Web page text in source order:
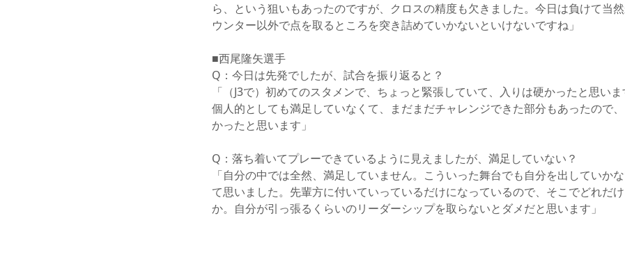
ら、という狙いもあったのですが、クロスの精度も欠きました。今日は負けて当
ウンター以外で点を取るところを突き詰めていかないといけないですね」
■西尾隆矢選手
Q：今日は先発でしたが、試合を振り返ると？
「（J3で）初めてのスタメンで、ちょっと緊張していて、入りは硬かったと思いま
個人的としても満足していなくて、まだまだチャレンジできた部分もあったので
かったと思います」
Q：落ち着いてプレーできているように見えましたが、満足していない？
「自分の中では全然、満足していません。こういった舞台でも自分を出していか
て思いました。先輩方に付いていっているだけになっているので、そこでどれだ
か。自分が引っ張るくらいのリーダーシップを取らないとダメだと思います」